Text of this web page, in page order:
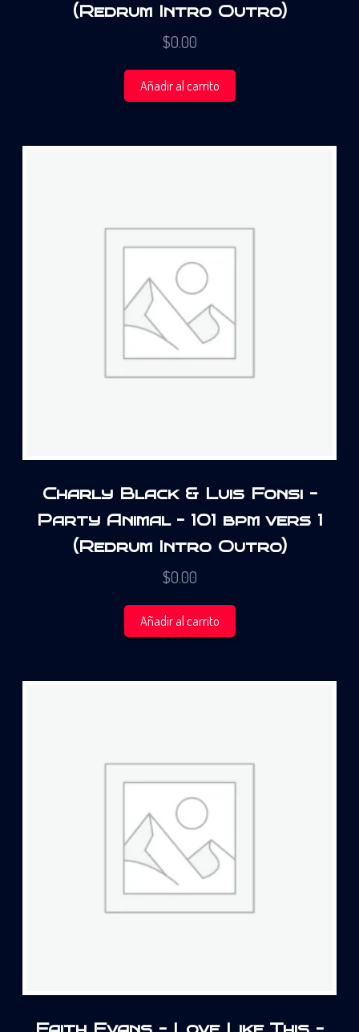
(Redrum Intro Outro)
$0.00
Añadir al carrito
Charly Black & Luis Fonsi –
Party Animal – 101 bpm vers 1
(Redrum Intro Outro)
$0.00
Añadir al carrito